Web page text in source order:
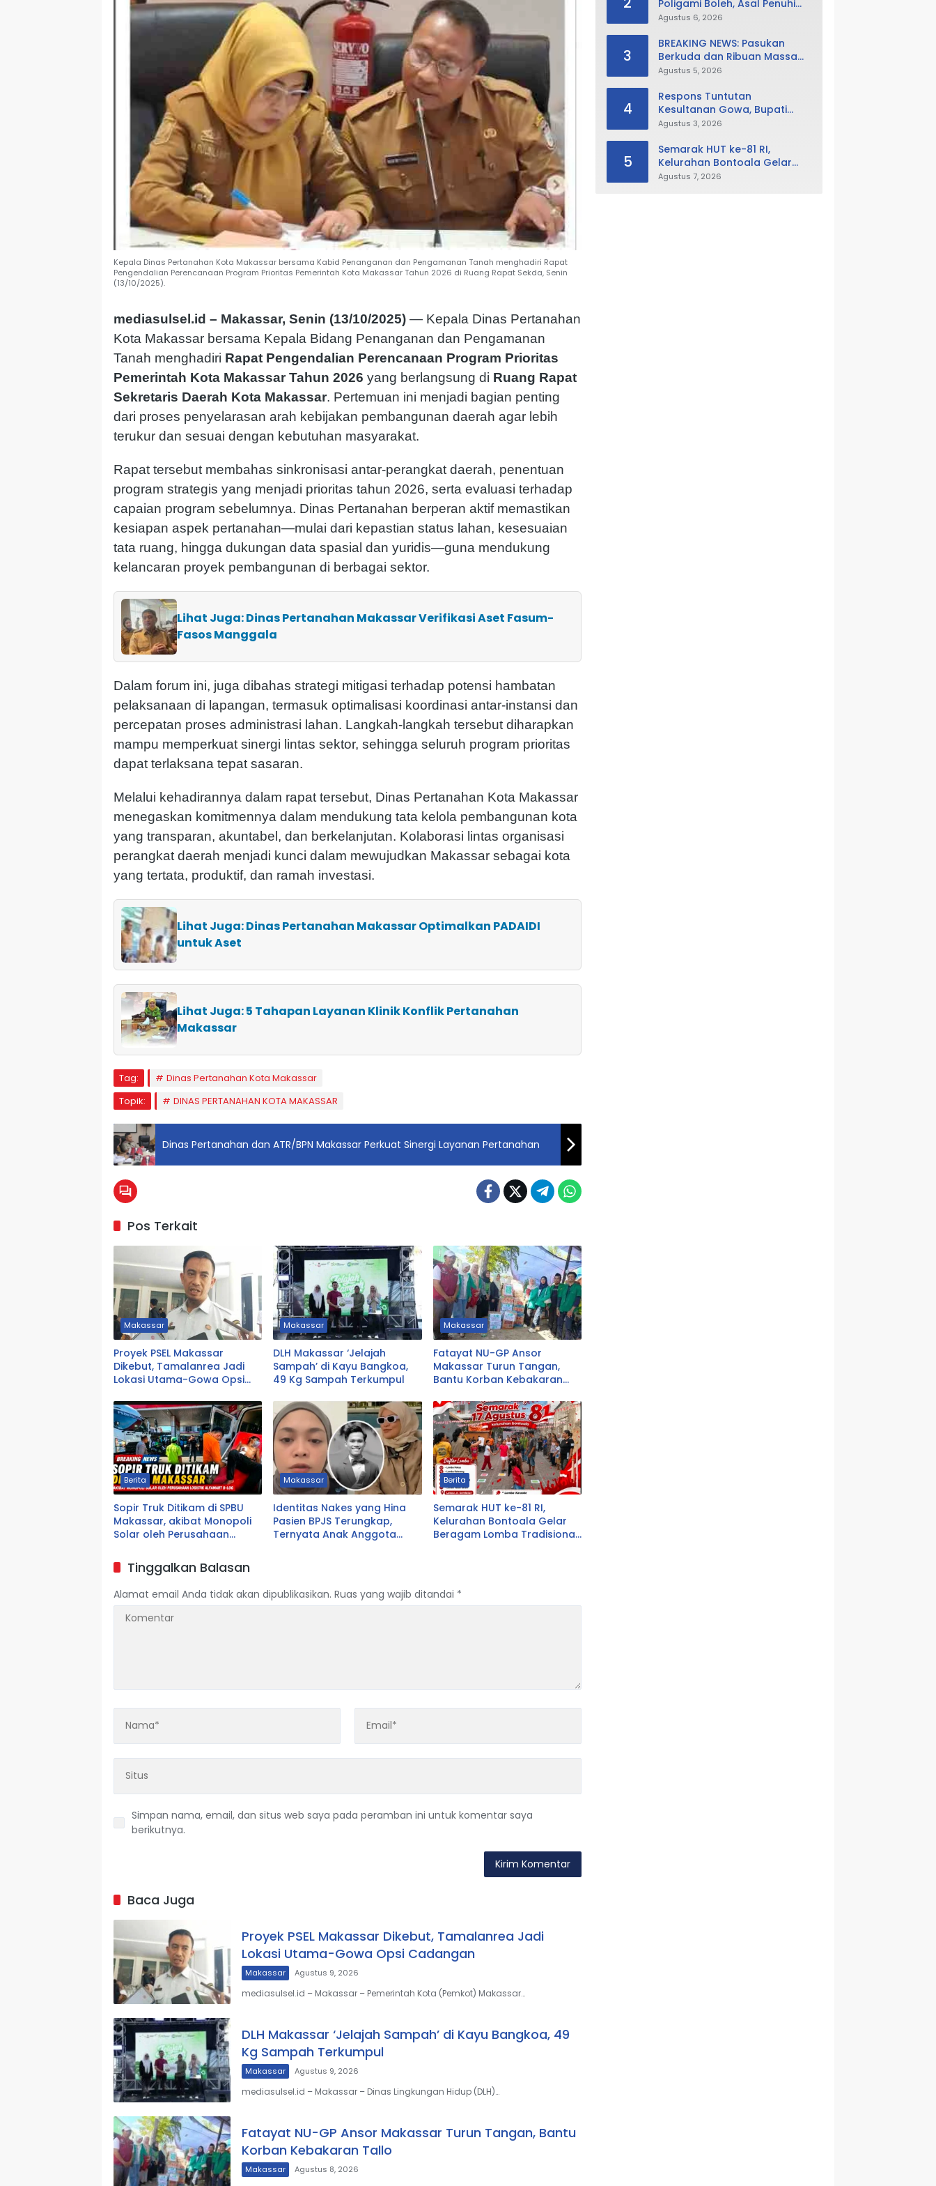
Kepala Dinas Pertanahan Kota Makassar bersama Kabid Penanganan dan Pengamanan Tanah menghadiri Rapat
Pengendalian Perencanaan Program Prioritas Pemerintah Kota Makassar Tahun 2026 di Ruang Rapat Sekda, Senin
(13/10/2025).
mediasulsel.id – Makassar, Senin (13/10/2025) — Kepala Dinas Pertanahan
Kota Makassar bersama Kepala Bidang Penanganan dan Pengamanan
Tanah menghadiri Rapat Pengendalian Perencanaan Program Prioritas
Pemerintah Kota Makassar Tahun 2026 yang berlangsung di Ruang Rapat
Sekretaris Daerah Kota Makassar. Pertemuan ini menjadi bagian penting
dari proses penyelarasan arah kebijakan pembangunan daerah agar lebih
terukur dan sesuai dengan kebutuhan masyarakat.
Rapat tersebut membahas sinkronisasi antar-perangkat daerah, penentuan
program strategis yang menjadi prioritas tahun 2026, serta evaluasi terhadap
capaian program sebelumnya. Dinas Pertanahan berperan aktif memastikan
kesiapan aspek pertanahan—mulai dari kepastian status lahan, kesesuaian
tata ruang, hingga dukungan data spasial dan yuridis—guna mendukung
kelancaran proyek pembangunan di berbagai sektor.
Lihat Juga: Dinas Pertanahan Makassar Verifikasi Aset Fasum-
Fasos Manggala
Dalam forum ini, juga dibahas strategi mitigasi terhadap potensi hambatan
pelaksanaan di lapangan, termasuk optimalisasi koordinasi antar-instansi dan
percepatan proses administrasi lahan. Langkah-langkah tersebut diharapkan
mampu memperkuat sinergi lintas sektor, sehingga seluruh program prioritas
dapat terlaksana tepat sasaran.
Melalui kehadirannya dalam rapat tersebut, Dinas Pertanahan Kota Makassar
menegaskan komitmennya dalam mendukung tata kelola pembangunan kota
yang transparan, akuntabel, dan berkelanjutan. Kolaborasi lintas organisasi
perangkat daerah menjadi kunci dalam mewujudkan Makassar sebagai kota
yang tertata, produktif, dan ramah investasi.
Lihat Juga: Dinas Pertanahan Makassar Optimalkan PADAIDI
untuk Aset
Lihat Juga: 5 Tahapan Layanan Klinik Konflik Pertanahan
Makassar
Tag:
Dinas Pertanahan Kota Makassar
Topik:
DINAS PERTANAHAN KOTA MAKASSAR
Dinas Pertanahan dan ATR/BPN Makassar Perkuat Sinergi Layanan Pertanahan
Pos Terkait
Makassar
Proyek PSEL Makassar
Dikebut, Tamalanrea Jadi
Lokasi Utama-Gowa Opsi
Makassar
DLH Makassar ‘Jelajah
Sampah’ di Kayu Bangkoa,
49 Kg Sampah Terkumpul
Makassar
Fatayat NU-GP Ansor
Makassar Turun Tangan,
Bantu Korban Kebakaran
Berita
Sopir Truk Ditikam di SPBU
Makassar, akibat Monopoli
Solar oleh Perusahaan
Makassar
Identitas Nakes yang Hina
Pasien BPJS Terungkap,
Ternyata Anak Anggota
Berita
Semarak HUT ke-81 RI,
Kelurahan Bontoala Gelar
Beragam Lomba Tradisional
Tinggalkan Balasan
Alamat email Anda tidak akan dipublikasikan. Ruas yang wajib ditandai *
Simpan nama, email, dan situs web saya pada peramban ini untuk komentar saya
berikutnya.
Baca Juga
Proyek PSEL Makassar Dikebut, Tamalanrea Jadi
Lokasi Utama-Gowa Opsi Cadangan
Makassar Agustus 9, 2026
mediasulsel.id – Makassar – Pemerintah Kota (Pemkot) Makassar…
DLH Makassar ‘Jelajah Sampah’ di Kayu Bangkoa, 49
Kg Sampah Terkumpul
Makassar Agustus 9, 2026
mediasulsel.id – Makassar – Dinas Lingkungan Hidup (DLH)…
Fatayat NU-GP Ansor Makassar Turun Tangan, Bantu
Korban Kebakaran Tallo
Makassar Agustus 8, 2026
Poligami Boleh, Asal Penuhi
Syarat Hukum Negara
Agustus 6, 2026
3
BREAKING NEWS: Pasukan
Berkuda dan Ribuan Massa
Geruduk DPRD Gowa, Desak
Agustus 5, 2026
4
Respons Tuntutan
Kesultanan Gowa, Bupati
Husniah Buka Peluang
Direvisi Bahkan Diganti
Agustus 3, 2026
5
Semarak HUT ke-81 RI,
Kelurahan Bontoala Gelar
Beragam Lomba Tradisional
Agustus 7, 2026